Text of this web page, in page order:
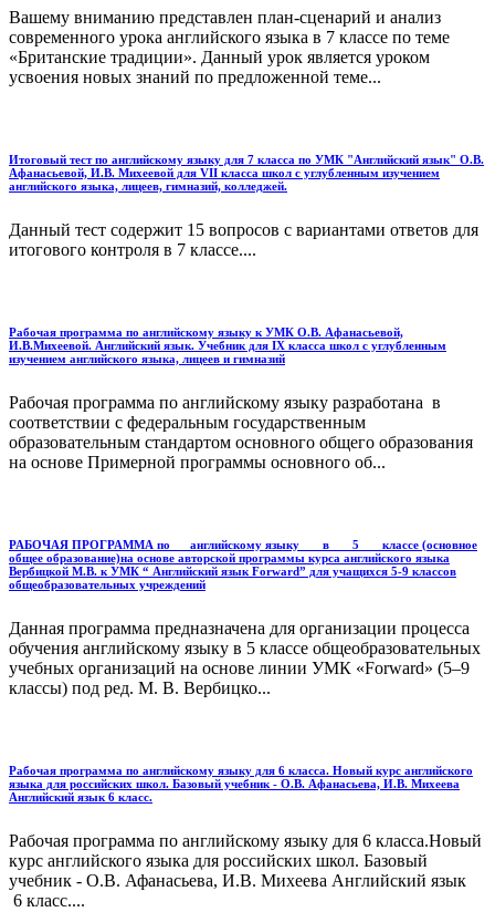
Вашему вниманию представлен план-сценарий и анализ
современного урока английского языка в 7 классе по теме
«Британские традиции». Данный урок является уроком
усвоения новых знаний по предложенной теме...
Итоговый тест по английскому языку для 7 класса по УМК "Английский язык" О.В.
Афанасьевой, И.В. Михеевой для VII класса школ с углубленным изучением
английского языка, лицеев, гимназий, колледжей.
Данный тест содержит 15 вопросов с вариантами ответов для
итогового контроля в 7 классе....
Рабочая программа по английскому языку к УМК О.В. Афанасьевой,
И.В.Михеевой. Английский язык. Учебник для IХ класса школ с углубленным
изучением английского языка, лицеев и гимназий
Рабочая программа по английскому языку разработана в
соответствии с федеральным государственным
образовательным стандартом основного общего образования
на основе Примерной программы основного об...
РАБОЧАЯ ПРОГРАММА по___английскому языку___ в ___5___ классе (основное
общее образование)на основе авторской программы курса английского языка
Вербицкой М.В. к УМК “ Английский язык Forward” для учащихся 5-9 классов
общеобразовательных учреждений
Данная программа предназначена для организации процесса
обучения английскому языку в 5 классе общеобразовательных
учебных организаций на основе линии УМК «Forward» (5–9
классы) под ред. М. В. Вербицко...
Рабочая программа по английскому языку для 6 класса. Новый курс английского
языка для российских школ. Базовый учебник - О.В. Афанасьева, И.В. Михеева
Английский язык 6 класс.
Рабочая программа по английскому языку для 6 класса.Новый
курс английского языка для российских школ. Базовый
учебник - О.В. Афанасьева, И.В. Михеева Английский язык
6 класс....